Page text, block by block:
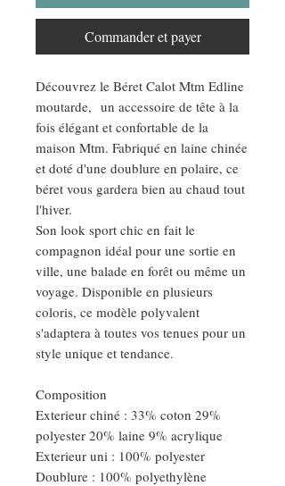
Commander et payer
Découvrez le Béret Calot Mtm Edline
moutarde, un accessoire de tête à la
fois élégant et confortable de la
maison Mtm. Fabriqué en laine chinée
et doté d'une doublure en polaire, ce
béret vous gardera bien au chaud tout
l'hiver.
Son look sport chic en fait le
compagnon idéal pour une sortie en
ville, une balade en forêt ou même un
voyage. Disponible en plusieurs
coloris, ce modèle polyvalent
s'adaptera à toutes vos tenues pour un
style unique et tendance.
Composition
Exterieur chiné : 33% coton 29%
polyester 20% laine 9% acrylique
Exterieur uni : 100% polyester
Doublure : 100% polyethylène